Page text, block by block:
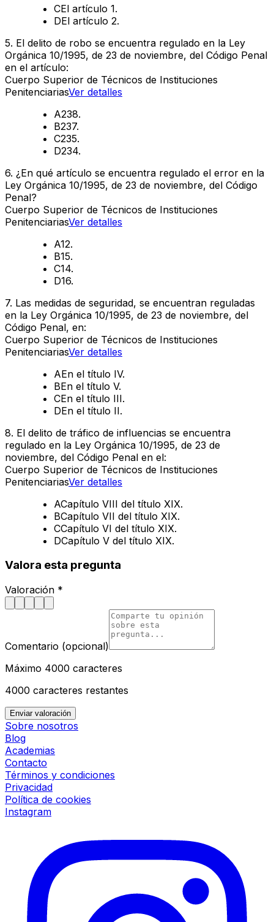
CEl artículo 1.
DEl artículo 2.
5. El delito de robo se encuentra regulado en la Ley
Orgánica 10/1995, de 23 de noviembre, del Código Penal
en el artículo:
Cuerpo Superior de Técnicos de Instituciones
PenitenciariasVer detalles
A238.
B237.
C235.
D234.
6. ¿En qué artículo se encuentra regulado el error en la
Ley Orgánica 10/1995, de 23 de noviembre, del Código
Penal?
Cuerpo Superior de Técnicos de Instituciones
PenitenciariasVer detalles
A12.
B15.
C14.
D16.
7. Las medidas de seguridad, se encuentran reguladas
en la Ley Orgánica 10/1995, de 23 de noviembre, del
Código Penal, en:
Cuerpo Superior de Técnicos de Instituciones
PenitenciariasVer detalles
AEn el título IV.
BEn el título V.
CEn el título III.
DEn el título II.
8. El delito de tráfico de influencias se encuentra
regulado en la Ley Orgánica 10/1995, de 23 de
noviembre, del Código Penal en el:
Cuerpo Superior de Técnicos de Instituciones
PenitenciariasVer detalles
ACapítulo VIII del título XIX.
BCapítulo VII del título XIX.
CCapítulo VI del título XIX.
DCapítulo V del título XIX.
Valora esta pregunta
Valoración *
Comentario (opcional)
Máximo 4000 caracteres
4000 caracteres restantes
Enviar valoración
Sobre nosotros
Blog
Academias
Contacto
Términos y condiciones
Privacidad
Política de cookies
Instagram